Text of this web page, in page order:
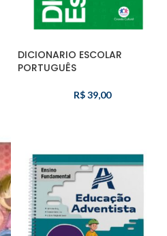
DICIONARIO ESCOLAR
PORTUGUÊS
R$39,00